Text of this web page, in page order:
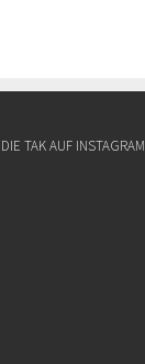
DIE TAK AUF INSTAGRAM